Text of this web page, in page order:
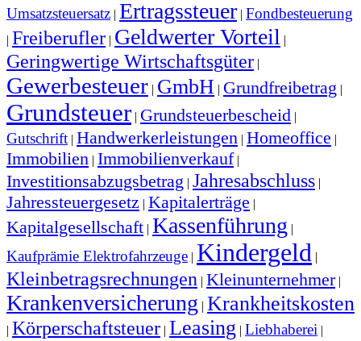
Umsatzsteuersatz | Ertragssteuer | Fondbesteuerung
| Freiberufler | Geldwerter Vorteil |
Geringwertige Wirtschaftsgüter |
Gewerbesteuer | GmbH | Grundfreibetrag |
Grundsteuer | Grundsteuerbescheid |
Gutschrift | Handwerkerleistungen | Homeoffice |
Immobilien | Immobilienverkauf |
Investitionsabzugsbetrag | Jahresabschluss |
Jahressteuergesetz | Kapitalerträge |
Kapitalgesellschaft | Kassenführung |
Kaufprämie Elektrofahrzeuge | Kindergeld |
Kleinbetragsrechnungen | Kleinunternehmer|
Krankenversicherung | Krankheitskosten
| Körperschaftsteuer | Leasing | Liebhaberei |